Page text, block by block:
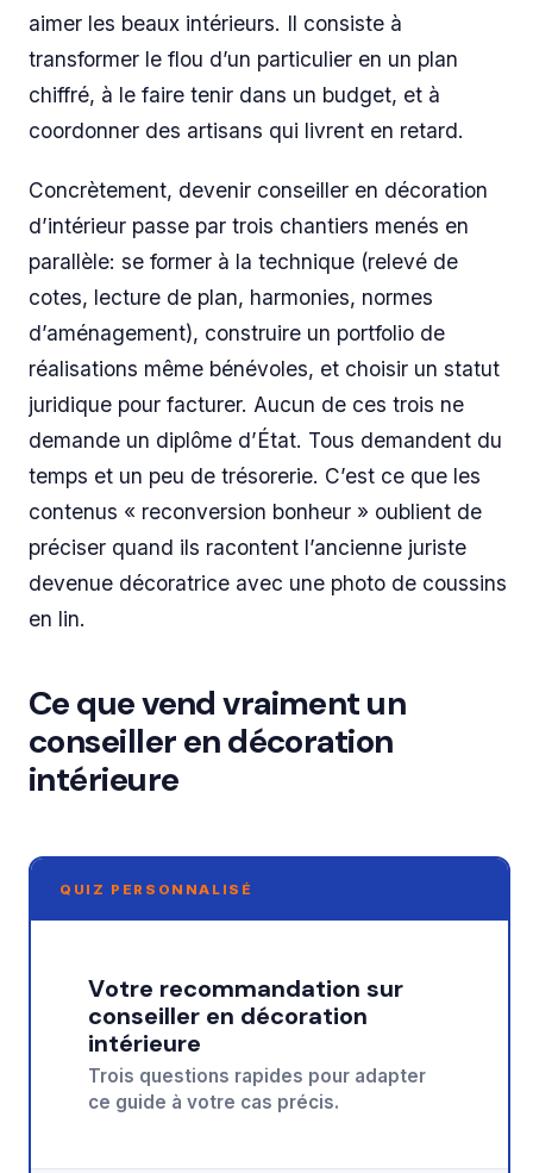
aimer les beaux intérieurs. Il consiste à
transformer le flou d’un particulier en un plan
chiffré, à le faire tenir dans un budget, et à
coordonner des artisans qui livrent en retard.
Concrètement, devenir conseiller en décoration
d’intérieur passe par trois chantiers menés en
parallèle: se former à la technique (relevé de
cotes, lecture de plan, harmonies, normes
d’aménagement), construire un portfolio de
réalisations même bénévoles, et choisir un statut
juridique pour facturer. Aucun de ces trois ne
demande un diplôme d’État. Tous demandent du
temps et un peu de trésorerie. C’est ce que les
contenus « reconversion bonheur » oublient de
préciser quand ils racontent l’ancienne juriste
devenue décoratrice avec une photo de coussins
en lin.
Ce que vend vraiment un
conseiller en décoration
intérieure
QUIZ PERSONNALISÉ
Votre recommandation sur
conseiller en décoration
intérieure
Trois questions rapides pour adapter
ce guide à votre cas précis.